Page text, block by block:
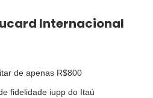
Internacional
de apenas R$800
fidelidade iupp do Itaú